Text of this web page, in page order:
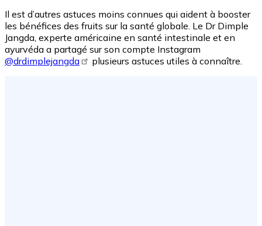
Il est d’autres astuces moins connues qui aident à booster
les bénéfices des fruits sur la santé globale. Le Dr Dimple
Jangda, experte américaine en santé intestinale et en
ayurvéda a partagé sur son compte Instagram
@drdimplejangda
plusieurs astuces utiles à connaître.